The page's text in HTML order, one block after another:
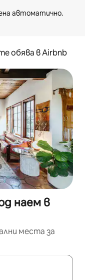
обява в Airbnb
наем в
места за